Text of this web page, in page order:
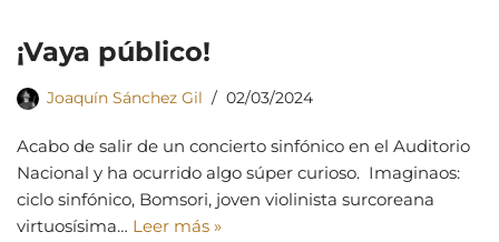
¡Vaya público!
Joaquín Sánchez Gil 02/03/2024
Acabo de salir de un concierto sinfónico en el Auditorio
Nacional y ha ocurrido algo súper curioso. Imaginaos:
ciclo sinfónico, Bomsori, joven violinista surcoreana
virtuosísima… Leer más »